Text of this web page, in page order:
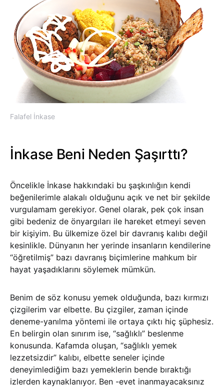
Falafel İnkase
İnkase Beni Neden Şaşırttı?
Öncelikle İnkase hakkındaki bu şaşkınlığın kendi
beğenilerimle alakalı olduğunu açık ve net bir şekilde
vurgulamam gerekiyor. Genel olarak, pek çok insan
gibi bedeniz de önyargıları ile hareket etmeyi seven
bir kişiyim. Bu ülkemize özel bir davranış kalıbı değil
kesinlikle. Dünyanın her yerinde insanların kendilerine
“öğretilmiş” bazı davranış biçimlerine mahkum bir
hayat yaşadıklarını söylemek mümkün.
Benim de söz konusu yemek olduğunda, bazı kırmızı
çizgilerim var elbette. Bu çizgiler, zaman içinde
deneme-yanılma yöntemi ile ortaya çıktı hiç şüphesiz.
En belirgin olan sınırım ise, “sağlıklı” beslenme
konusunda. Kafamda oluşan, “sağlıklı yemek
lezzetsizdir” kalıbı, elbette seneler içinde
deneyimlediğim bazı yemeklerin bende bıraktığı
izlerden kaynaklanıyor. Ben -evet inanmayacaksınız